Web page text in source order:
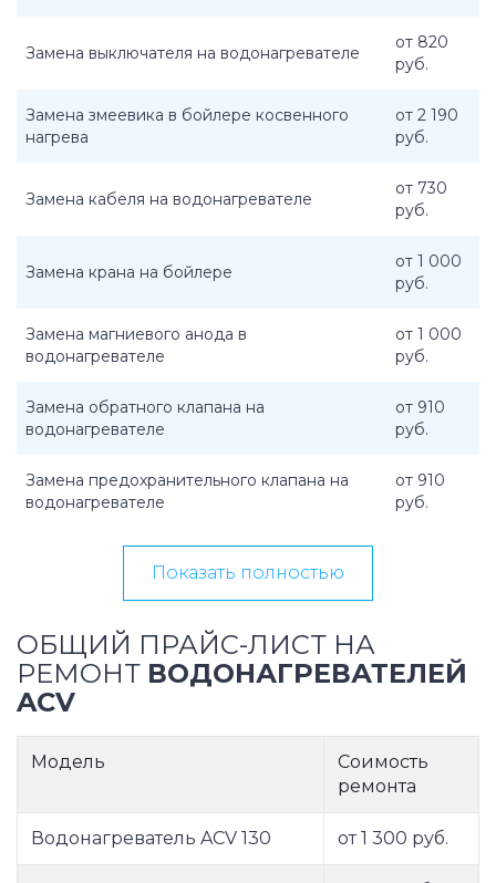
Замена выключателя на водонагревателе
от 820
руб.
Замена змеевика в бойлере косвенного
нагрева
от 2 190
руб.
Замена кабеля на водонагревателе
от 730
руб.
Замена крана на бойлере
от 1 000
руб.
Замена магниевого анода в
водонагревателе
от 1 000
руб.
Замена обратного клапана на
водонагревателе
от 910
руб.
Замена предохранительного клапана на
водонагревателе
от 910
руб.
Показать полностью
ОБЩИЙ ПРАЙС-ЛИСТ НА
РЕМОНТ ВОДОНАГРЕВАТЕЛЕЙ
ACV
Модель
Соимость
ремонта
Водонагреватель ACV 130 от 1 300 руб.